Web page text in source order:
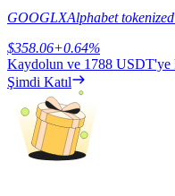
BTC Welcome Rewards
GOOGLXAlphabet
$358.06+0.64%
Kaydolun ve 1788 USDT'ye
Şimdi Katıl